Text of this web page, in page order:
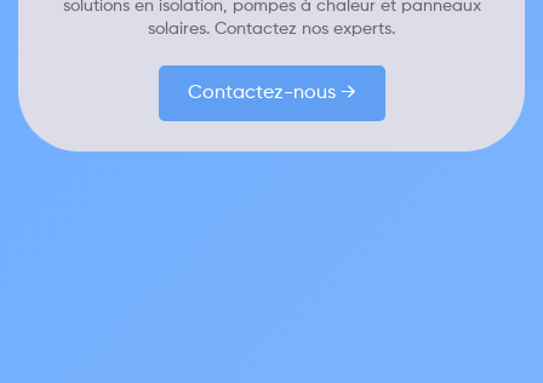
solutions en isolation, pompes à chaleur et panneaux
solaires. Contactez nos experts.
Contactez-nous →